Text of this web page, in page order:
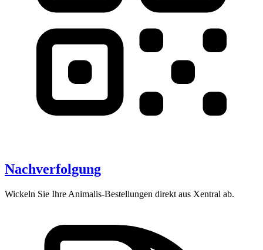
Nachverfolgung
Wickeln Sie Ihre Animalis-Bestellungen direkt aus Xentral ab.